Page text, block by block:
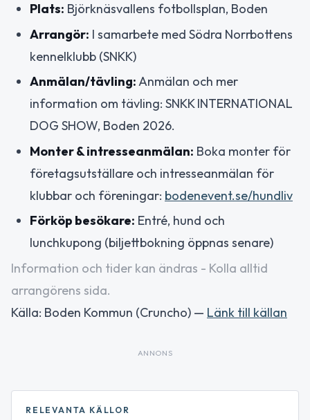
Plats: Björknäsvallens fotbollsplan, Boden
Arrangör: I samarbete med Södra Norrbottens
kennelklubb (SNKK)
Anmälan/tävling:Anmälan och mer
information om tävling: SNKK INTERNATIONAL
DOG SHOW, Boden 2026.
Monter & intresseanmälan: Boka monter för
företagsutställare och intresseanmälan för
klubbar och föreningar: bodenevent.se/hundliv
Förköp besökare: Entré, hund och
lunchkupong (biljettbokning öppnas senare)
Information och tider kan ändras - Kolla alltid
arrangörens sida.
Källa: Boden Kommun (Cruncho) — Länk till källan
ANNONS
RELEVANTA KÄLLOR